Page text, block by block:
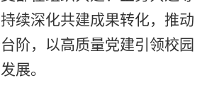
续深化共建成果转化，推动
阶，以高质量党建引领校园
展。